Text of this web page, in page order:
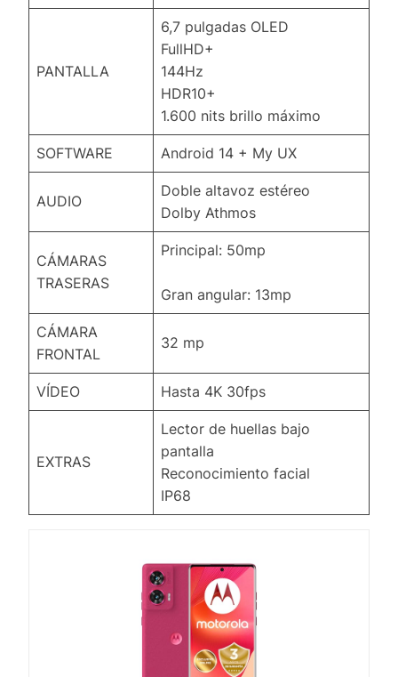
PANTALLA
6,7 pulgadas OLED
FullHD+
144Hz
HDR10+
1.600 nits brillo máximo
SOFTWARE Android 14 + My UX
AUDIO
Doble altavoz estéreo
Dolby Athmos
CÁMARAS
TRASERAS
Principal: 50mp
Gran angular: 13mp
CÁMARA
FRONTAL
32 mp
VÍDEO Hasta 4K 30fps
EXTRAS
Lector de huellas bajo
pantalla
Reconocimiento facial
IP68